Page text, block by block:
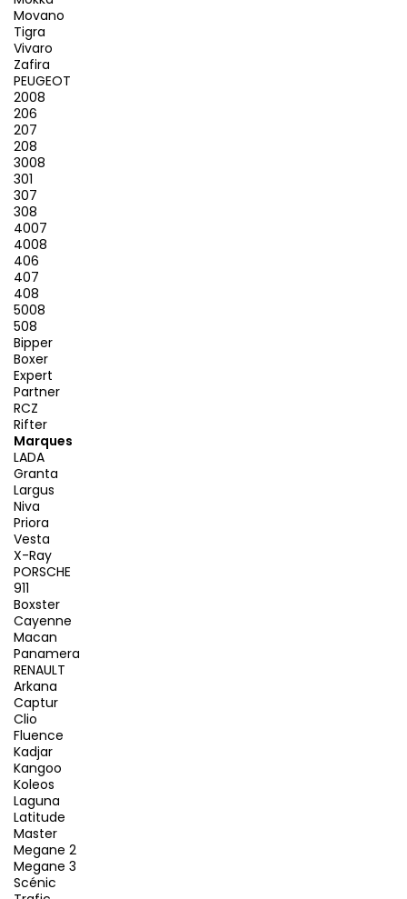
Movano
Tigra
Vivaro
Zafira
PEUGEOT
2008
206
207
208
3008
301
307
308
4007
4008
406
407
408
5008
508
Bipper
Boxer
Expert
Partner
RCZ
Rifter
Marques
LADA
Granta
Largus
Niva
Priora
Vesta
X-Ray
PORSCHE
911
Boxster
Cayenne
Macan
Panamera
RENAULT
Arkana
Captur
Clio
Fluence
Kadjar
Kangoo
Koleos
Laguna
Latitude
Master
Megane 2
Megane 3
Scénic